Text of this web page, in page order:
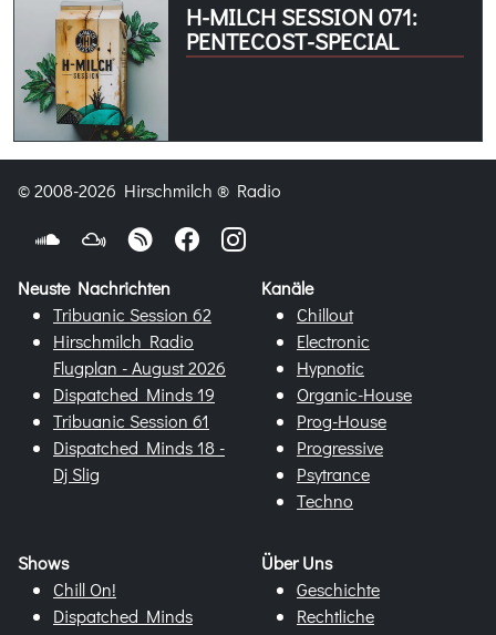
H-MILCH SESSION 071:
PENTECOST-SPECIAL
© 2008-2026 Hirschmilch ® Radio
Neuste Nachrichten
Tribuanic Session 62
Hirschmilch Radio
Flugplan - August 2026
Dispatched Minds 19
Tribuanic Session 61
Dispatched Minds 18 -
Dj Slig
Kanäle
Chillout
Electronic
Hypnotic
Organic-House
Prog-House
Progressive
Psytrance
Techno
Shows
Chill On!
Dispatched Minds
Über Uns
Geschichte
Rechtliche